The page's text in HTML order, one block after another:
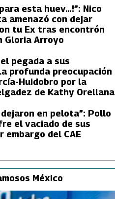
esta huev…!”: Nico
amenazó con dejar
tu Ex tras encontrón
Gloria Arroyo
pegada a sus
profunda preocupación
Huidobro por la
de Kathy Orellana
dejaron en pelota”: Pollo
el vaciado de sus
embargo del CAE
México